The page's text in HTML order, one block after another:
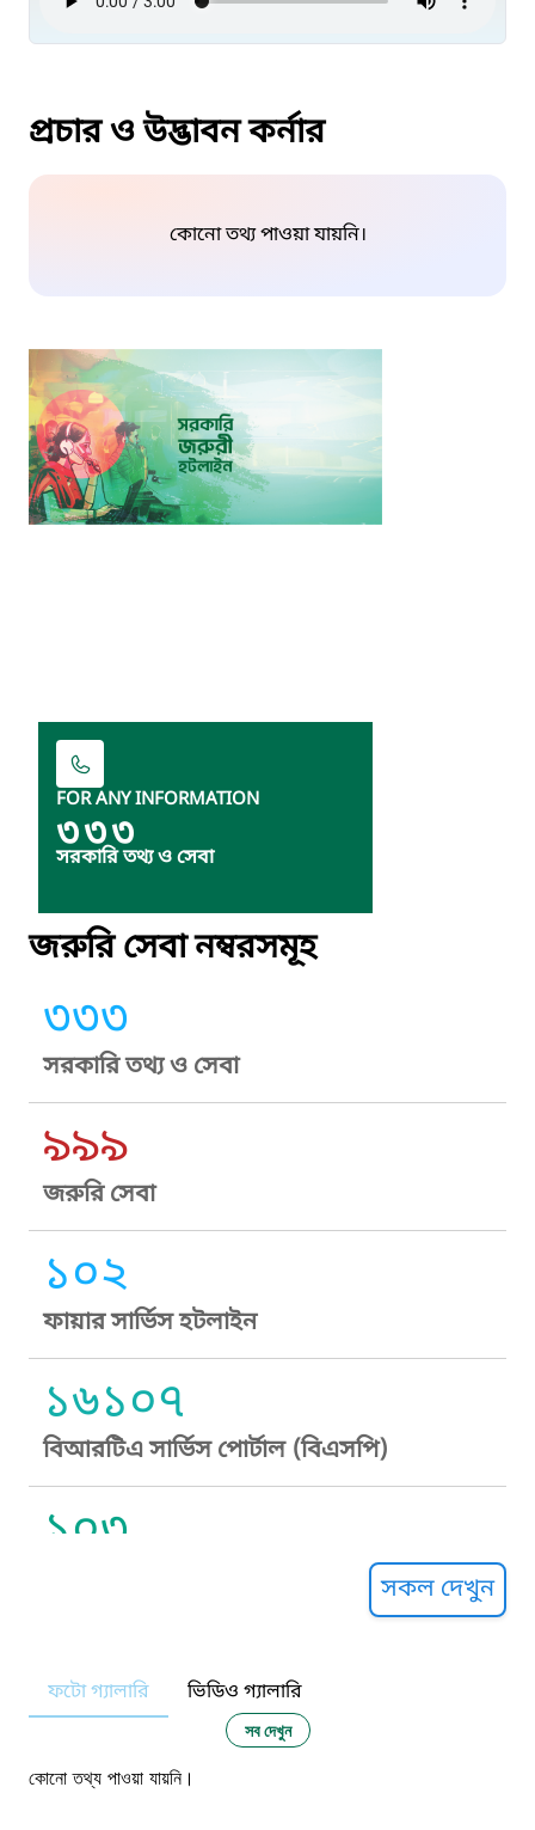
প্রচার ও উদ্ভাবন কর্নার
কোনো তথ্য পাওয়া যায়নি।
FOR ANY INFORMATION
৩৩৩
সরকারি তথ্য ও সেবা
জরুরি সেবা নম্বরসমূহ
৩৩৩
সরকারি তথ্য ও সেবা
৯৯৯
জরুরি সেবা
১০২
ফায়ার সার্ভিস হটলাইন
১৬১০৭
বিআরটিএ সার্ভিস পোর্টাল (বিএসপি)
১০৩
নারী ও শিশু নির্যাতন প্রতিরোধ
১০৬
সকল দেখুন
ফটো গ্যালারি ভিডিও গ্যালারি
সব দেখুন
কোনো তথ্য পাওয়া যায়নি।